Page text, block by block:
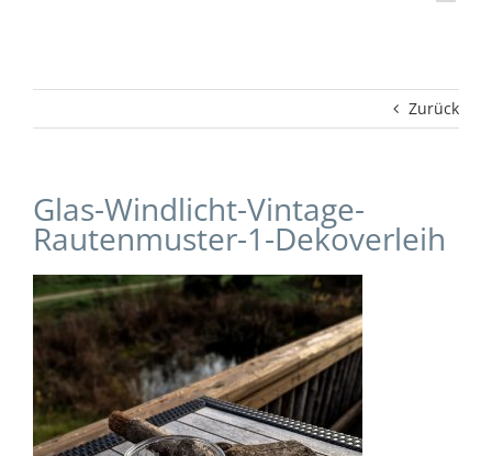
Zurück
Glas-Windlicht-Vintage-
Rautenmuster-1-Dekoverleih